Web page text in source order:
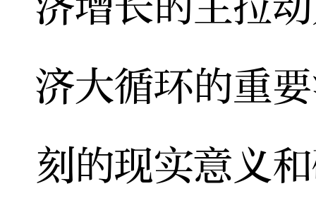
济大循环的重
刻的现实意义